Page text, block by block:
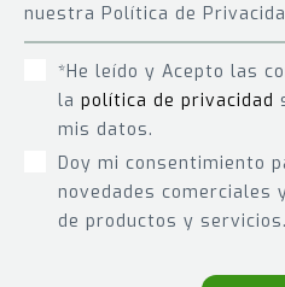
nuestra Política de
*He leído y Acepto las
la política de privacidad
mis datos.
Doy mi consentimiento
novedades comerciales
de productos y servicios.